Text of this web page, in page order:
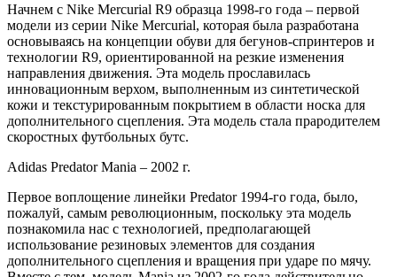
Начнем с Nike Mercurial R9 образца 1998-го года – первой
модели из серии Nike Mercurial, которая была разработана
основываясь на концепции обуви для бегунов-спринтеров и
технологии R9, ориентированной на резкие изменения
направления движения. Эта модель прославилась
инновационным верхом, выполненным из синтетической
кожи и текстурированным покрытием в области носка для
дополнительного сцепления. Эта модель стала прародителем
скоростных футбольных бутс.
Adidas Predator Mania – 2002 г.
Первое воплощение линейки Predator 1994-го года, было,
пожалуй, самым революционным, поскольку эта модель
познакомила нас с технологией, предполагающей
использование резиновых элементов для создания
дополнительного сцепления и вращения при ударе по мячу.